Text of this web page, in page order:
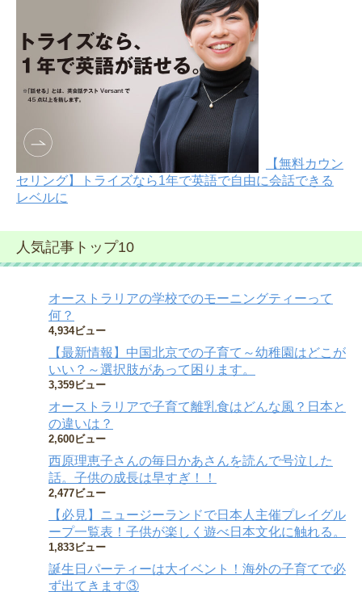
【無料カウン
セリング】トライズなら1年で英語で自由に会話できる
レベルに
人気記事トップ10
オーストラリアの学校でのモーニングティーって
何？
4,934ビュー
【最新情報】中国北京での子育て～幼稚園はどこが
いい？～選択肢があって困ります。
3,359ビュー
オーストラリアで子育て離乳食はどんな風？日本と
の違いは？
2,600ビュー
西原理恵子さんの毎日かあさんを読んで号泣した
話。子供の成長は早すぎ！！
2,477ビュー
【必見】ニュージーランドで日本人主催プレイグル
ープ一覧表！子供が楽しく遊べ日本文化に触れる。
1,833ビュー
誕生日パーティーは大イベント！海外の子育てで必
ず出てきます③